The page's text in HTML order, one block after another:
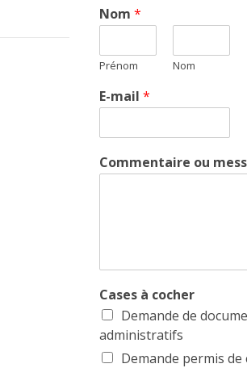
Nom *
Prénom Nom
E-mail *
Commentaire ou
Cases à cocher
Demande de
administratifs
Demande permis